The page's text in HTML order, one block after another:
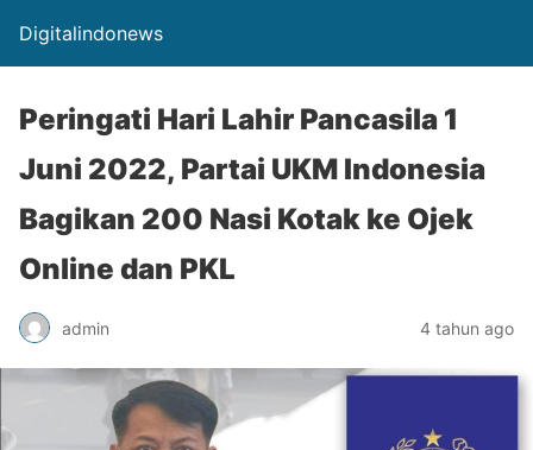
Digitalindonews
Peringati Hari Lahir Pancasila 1
Juni 2022, Partai UKM Indonesia
Bagikan 200 Nasi Kotak ke Ojek
Online dan PKL
admin 4 tahun ago